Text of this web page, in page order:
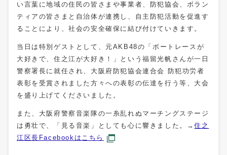
い言葉に地域の住民の皆さまや事業者、防犯協会、ボラン
ティアの皆さまと自治体が連携し、自主防犯活動を促進す
ることにより、社会の安全確保に結び付けていきます。
当日は特別ゲストとして、元AKB48の「ボートレースが
大好きで、住之江が大好き！」という福留光帆さんが一日
警察署長に就任され、大阪府防犯協会連合会 防犯功労者
表彰を受賞されました方々への表彰の伝達を行う等、大会
を盛り上げてくださいました。
また、大阪府警察音楽隊の一糸乱れぬマーチングステージ
は勇壮で、「見る音楽」としても心に響きました。→住之
江区長Facebookはこちら